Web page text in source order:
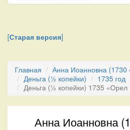
[Старая версия]
Главная Анна Иоанновна (1730
Деньга (½ копейки)
1735 год
Деньга (½ копейки) 1735 «Орел
Анна Иоанновна